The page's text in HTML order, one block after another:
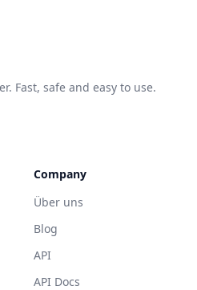
Fast, safe and easy to use.
Company
Über uns
Blog
API
API Docs